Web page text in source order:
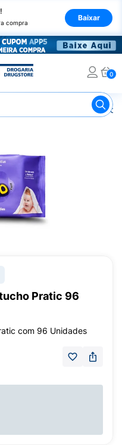
compra
Baixar
0
Lenços Umedecidos
Pratic 96
com 96 Unidades